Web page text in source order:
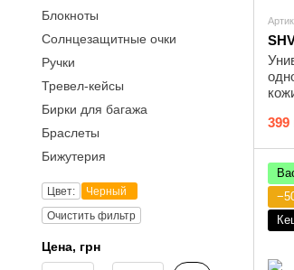
399
Блокноты
Солнцезащитные очки
Ручки
Тревел-кейсы
Бирки для багажа
Браслеты
Бижутерия
Цвет:
Черный
Очистить фильтр
Цена, грн